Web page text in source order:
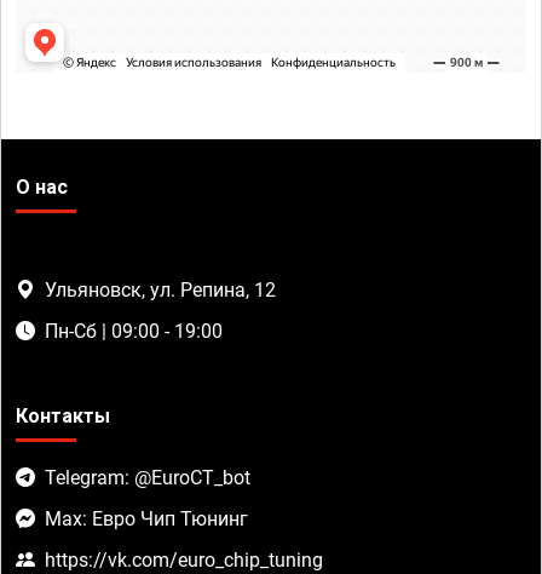
О нас
Ульяновск, ул. Репина, 12
Пн-Сб | 09:00 - 19:00
Контакты
Telegram: @EuroCT_bot
Max: Евро Чип Тюнинг
https://vk.com/euro_chip_tuning